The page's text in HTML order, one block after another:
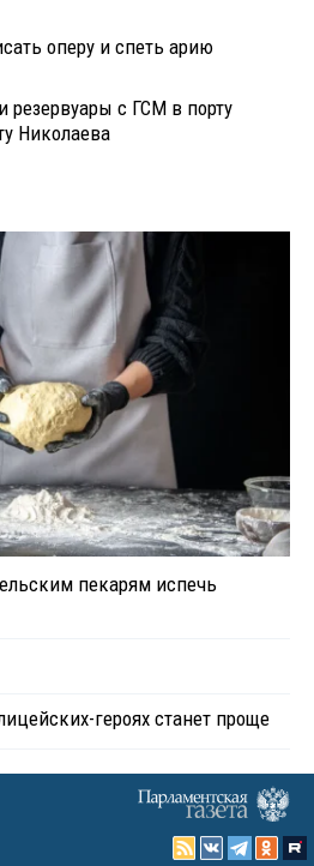
оперу и спеть арию
резервуары с ГСМ в порту
Николаева
пекарям испечь
героях станет проще